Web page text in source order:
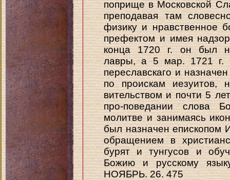
поприще в Московской
преподавая там
физику и нравственное
префектом и имея
конца 1720 г. он был
лавры, а 5 мар. 1721 г.
переславскаго и
по проискам иезуитов,
вительством и почти 5
про-поведании слова
молитве и занимаясь
был назначен епископом
обращением в
бурят и тунгусов и
Божию и русскому
НОЯБРЬ. 26. 475